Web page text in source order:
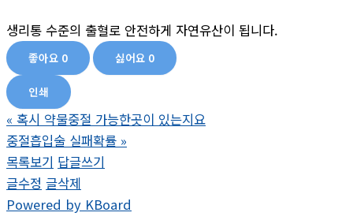
생리통 수준의 출혈로 안전하게 자연유산이 됩니다.
좋아요 0 싫어요 0
인쇄
« 혹시 약물중절 가능한곳이 있는지요
중절흡입술 실패확률 »
목록보기 답글쓰기
글수정 글삭제
Powered by KBoard